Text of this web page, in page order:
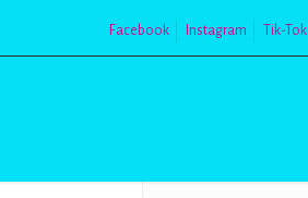
Facebook Instagram Tik-Tok